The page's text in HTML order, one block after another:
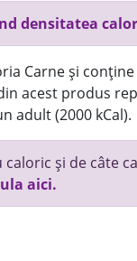
densitatea
Carne și
acest produs
adult (2000 kCal).
caloric și de câte
aici.